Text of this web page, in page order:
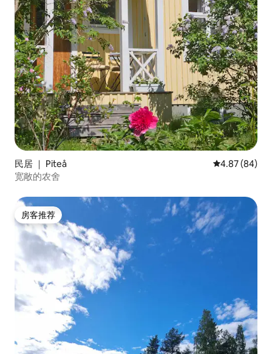
民居 ｜ Piteå 平均评分 4.87
4.87 (84)
宽敞的农舍
房客推荐
房客推荐